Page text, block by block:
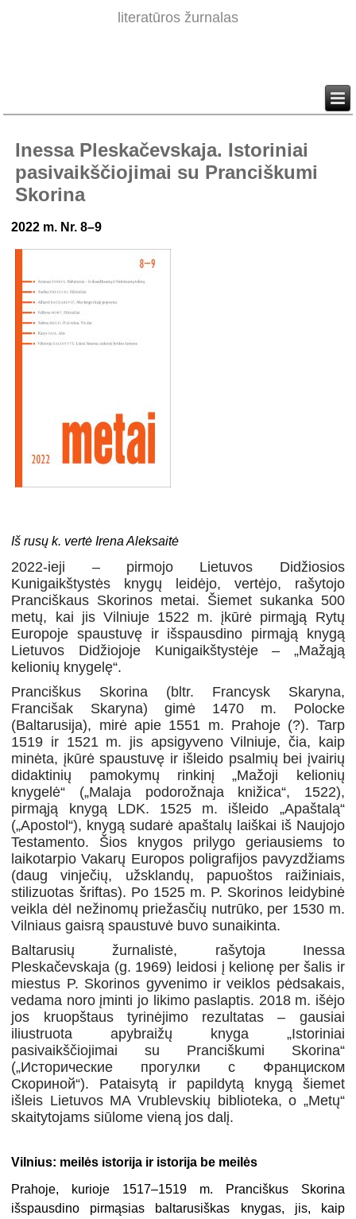
literatūros žurnalas
Inessa Pleskačevskaja. Istoriniai
pasivaikščiojimai su Pranciškumi
Skorina
2022 m. Nr. 8–9
Iš rusų k. vertė Irena Aleksaitė
2022-ieji – pirmojo Lietuvos Didžiosios
Kunigaikštystės knygų leidėjo, vertėjo, rašytojo
Pranciškaus Skorinos metai. Šiemet sukanka 500
metų, kai jis Vilniuje 1522 m. įkūrė pirmąją Rytų
Europoje spaustuvę ir išspausdino pirmąją knygą
Lietuvos Didžiojoje Kunigaikštystėje – „Mažąją
kelionių knygelę“.
Pranciškus Skorina (bltr. Francysk Skaryna,
Francišak Skaryna) gimė 1470 m. Polocke
(Baltarusija), mirė apie 1551 m. Prahoje (?). Tarp
1519 ir 1521 m. jis apsigyveno Vilniuje, čia, kaip
minėta, įkūrė spaustuvę ir išleido psalmių bei įvairių
didaktinių pamokymų rinkinį „Mažoji kelionių
knygelė“ („Malaja podorožnaja knižica“, 1522),
pirmąją knygą LDK. 1525 m. išleido „Apaštalą“
(„Apostol“), knygą sudarė apaštalų laiškai iš Naujojo
Testamento. Šios knygos prilygo geriausiems to
laikotarpio Vakarų Europos poligrafijos pavyzdžiams
(daug vinječių, užsklandų, papuoštos raižiniais,
stilizuotas šriftas). Po 1525 m. P. Skorinos leidybinė
veikla dėl nežinomų priežasčių nutrūko, per 1530 m.
Vilniaus gaisrą spaustuvė buvo sunaikinta.
Baltarusių žurnalistė, rašytoja Inessa
Pleskačevskaja (g. 1969) leidosi į kelionę per šalis ir
miestus P. Skorinos gyvenimo ir veiklos pėdsakais,
vedama noro įminti jo likimo paslaptis. 2018 m. išėjo
jos kruopštaus tyrinėjimo rezultatas – gausiai
iliustruota apybraižų knyga „Istoriniai
pasivaikščiojimai su Pranciškumi Skorina“
(„Исторические прогулки с Франциском
Скориной“). Pataisytą ir papildytą knygą šiemet
išleis Lietuvos MA Vrublevskių biblioteka, o „Metų“
skaitytojams siūlome vieną jos dalį.
Vilnius: meilės istorija ir istorija be meilės
Prahoje, kurioje 1517–1519 m. Pranciškus Skorina
išspausdino pirmąsias baltarusiškas knygas, jis, kaip